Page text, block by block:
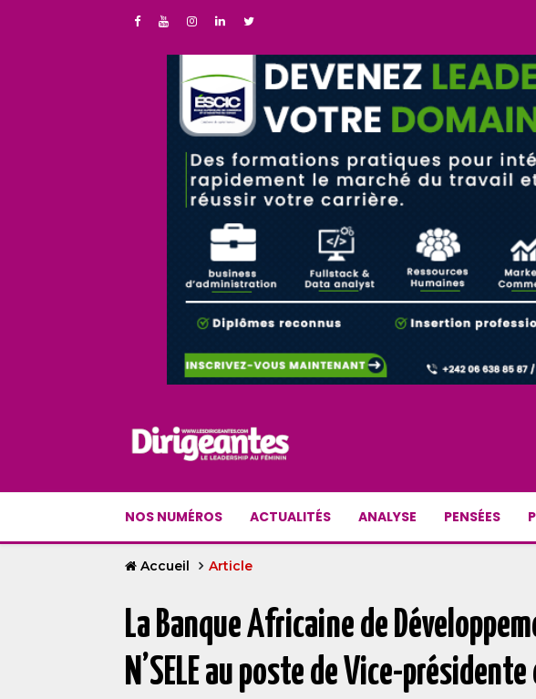
NOS NUMÉROS ACTUALITÉS ANALYSE PENSÉES
Accueil Article
La Banque Africaine de
N’SELE au poste de Vice-